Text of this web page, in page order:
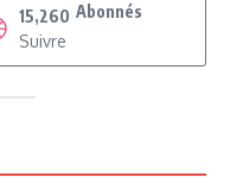
15,260 Abonnés
Suivre